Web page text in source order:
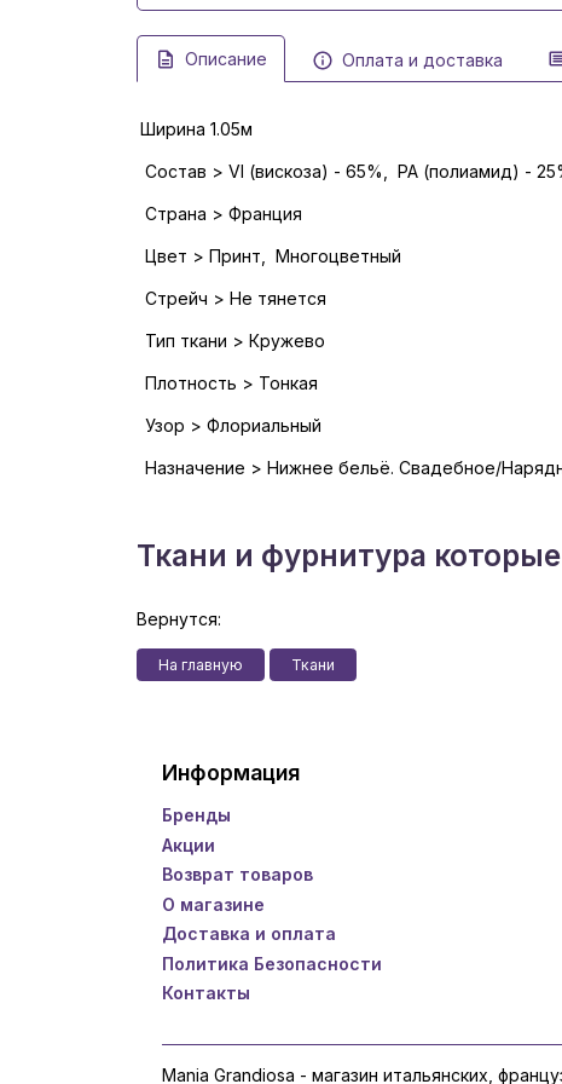
Описание Оплата и доставка
Ширина 1.05м
Состав > VI (вискоза) - 65%, PA (полиамид) -
Страна > Франция
Цвет > Принт, Многоцветный
Стрейч > Не тянется
Тип ткани > Кружево
Плотность > Тонкая
Узор > Флориальный
Назначение > Нижнее бельё. Свадебное/
Ткани и фурнитура
Вернутся:
На главную Ткани
Информация
Бренды
Акции
Возврат товаров
О магазине
Доставка и оплата
Политика Безопасности
Контакты
Mania Grandiosa - магазин итальянских,